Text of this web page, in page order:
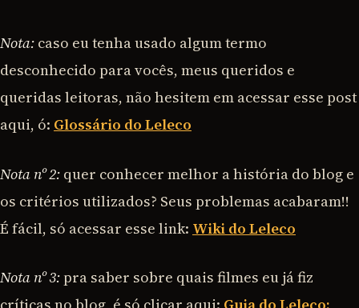
Nota: caso eu tenha usado algum termo
desconhecido para vocês, meus queridos e
queridas leitoras, não hesitem em acessar esse post
aqui, ó: Glossário do Leleco
Nota nº 2: quer conhecer melhor a história do blog e
os critérios utilizados? Seus problemas acabaram!!
É fácil, só acessar esse link: Wiki do Leleco
Nota nº 3: pra saber sobre quais filmes eu já fiz